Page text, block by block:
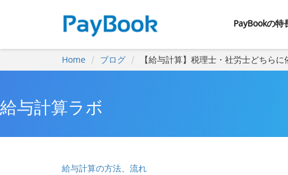
PayBookの特
Home ブログ 【給与計算】税理士・社労士どちら
給与計算ラボ
給与計算の方法、流れ